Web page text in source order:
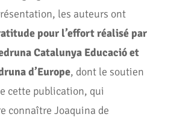
les auteurs ont
pour l’effort réalisé par
Catalunya Educació et
d’Europe, dont le soutien
cette publication, qui
connaître Joaquina de